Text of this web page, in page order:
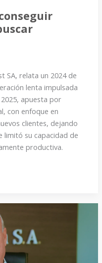
SA, relata un 2024 de
lenta impulsada
apuesta por
con enfoque en
clientes, dejando
limitó su capacidad de
productiva.